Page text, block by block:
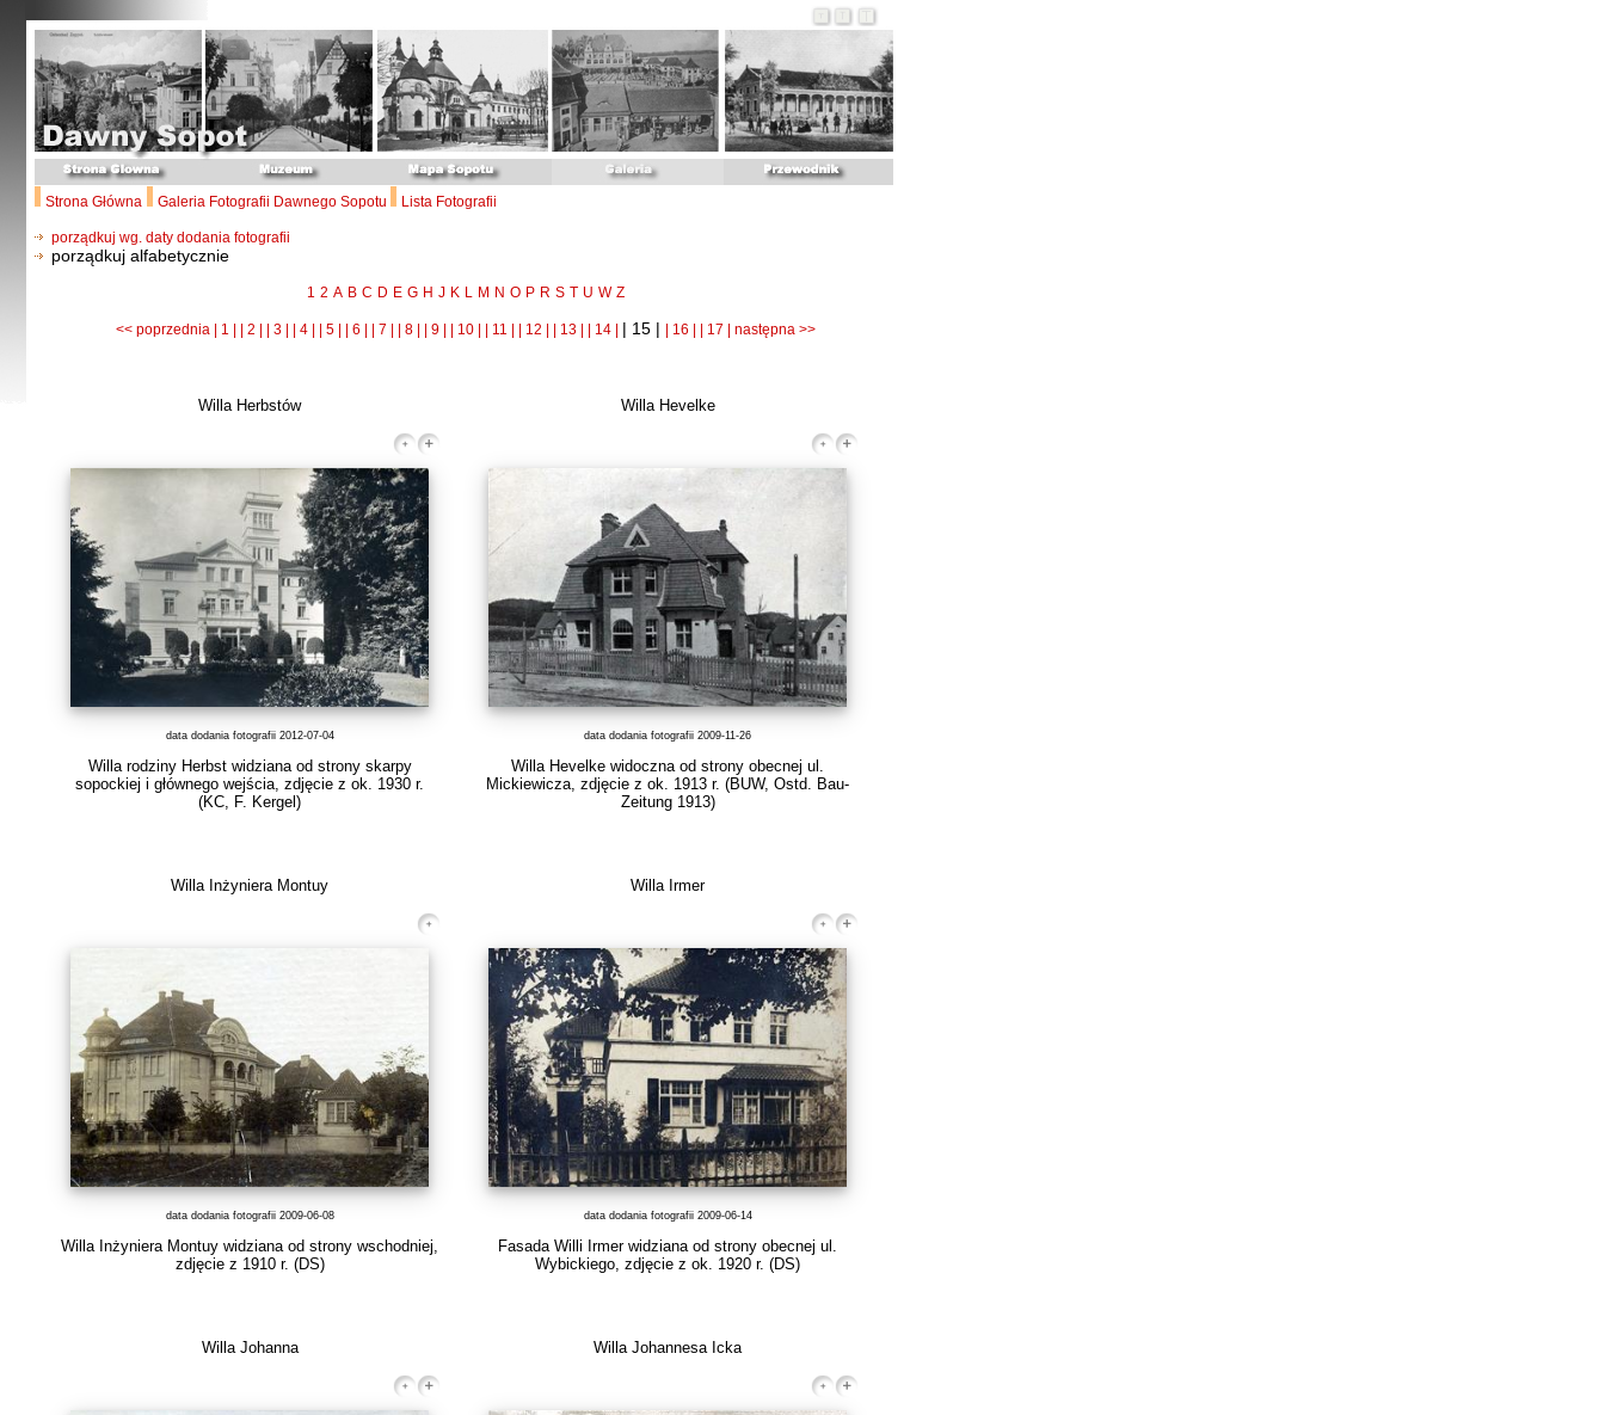
Strona Główna Galeria Fotografii Dawnego Sopotu Lista Fotografii
porządkuj wg. daty dodania fotografii
porządkuj alfabetycznie
1 2 A B C D E G H J K L M N O P R S T U W Z
<< poprzednia | 1 | | 2 | | 3 | | 4 | | 5 | | 6 | | 7 | | 8 | | 9 | | 10 | | 11 | | 12 | | 13 | | 14 | | 15 | | 16 | | 17 | następna >>
Willa Herbstów
data dodania fotografii 2012-07-04
Willa rodziny Herbst widziana od strony skarpy
sopockiej i głównego wejścia, zdjęcie z ok. 1930 r.
(KC, F. Kergel)
Willa Hevelke
data dodania fotografii 2009-11-26
Willa Hevelke widoczna od strony obecnej ul.
Mickiewicza, zdjęcie z ok. 1913 r. (BUW, Ostd. Bau-
Zeitung 1913)
Willa Inżyniera Montuy
data dodania fotografii 2009-06-08
Willa Inżyniera Montuy widziana od strony wschodniej,
zdjęcie z 1910 r. (DS)
Willa Irmer
data dodania fotografii 2009-06-14
Fasada Willi Irmer widziana od strony obecnej ul.
Wybickiego, zdjęcie z ok. 1920 r. (DS)
Willa Johanna Willa Johannesa Icka